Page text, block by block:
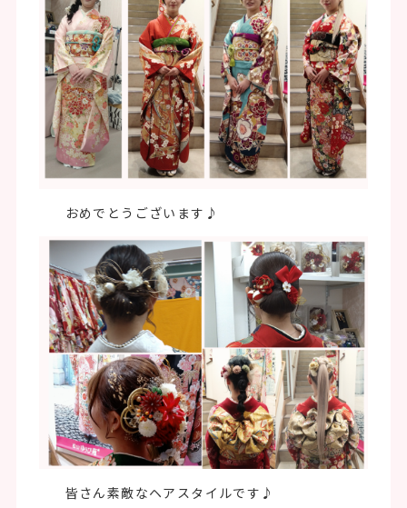
おめでとうございます♪
皆さん素敵なヘアスタイルです♪